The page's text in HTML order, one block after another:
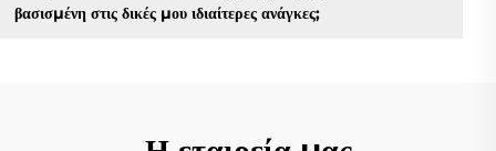
βασισμένη στις δικές μου ιδιαίτερες ανάγκες;